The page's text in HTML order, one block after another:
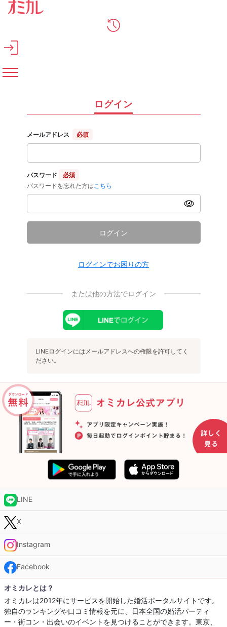
メインコンテンツへスキップ
ログイン
メールアドレス 必須
パスワード
必須
パスワードを忘れた方は こちら
ログイン
ログインでお困りの方
または他の方法でログイン
LINEログインにはメールアドレスへの権限を許可してく
ださい。
LINE
X
Instagram
Facebook
オミカレとは？
オミカレは2012年にサービスを開始した婚活ポータルサイトです。
独自のランキングや口コミ情報を元に、日本全国の婚活パーティ
ー・街コン・出会いのイベントを見つけることができます。東京、